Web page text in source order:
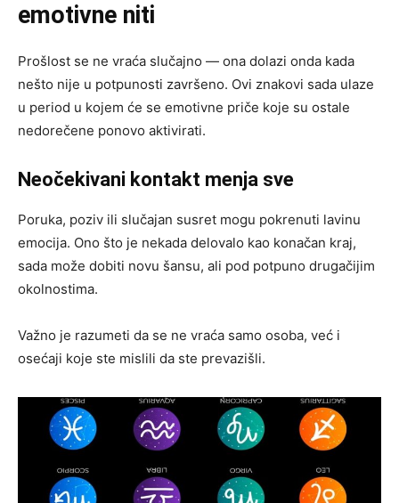
emotivne niti
Prošlost se ne vraća slučajno — ona dolazi onda kada
nešto nije u potpunosti završeno. Ovi znakovi sada ulaze
u period u kojem će se emotivne priče koje su ostale
nedorečene ponovo aktivirati.
Neočekivani kontakt menja sve
Poruka, poziv ili slučajan susret mogu pokrenuti lavinu
emocija. Ono što je nekada delovalo kao konačan kraj,
sada može dobiti novu šansu, ali pod potpuno drugačijim
okolnostima.
Važno je razumeti da se ne vraća samo osoba, već i
osećaji koje ste mislili da ste prevazišli.